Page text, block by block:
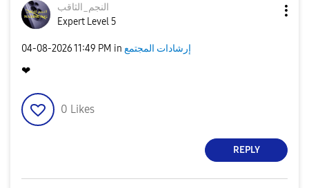
النجم_الثاقب
Expert Level 5
‎04-08-202611:49 PM in إرشادات المجتمع
❤
0 Likes
REPLY